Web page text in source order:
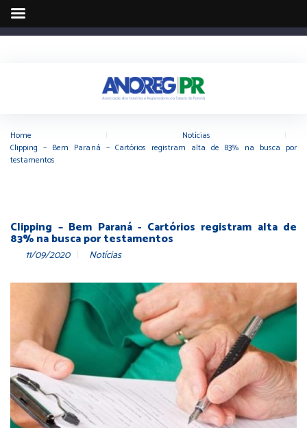
Home Notícias
Clipping – Bem Paraná – Cartórios registram alta de 83% na busca por
testamentos
Clipping – Bem Paraná - Cartórios registram alta de
83% na busca por testamentos
11/09/2020 Notícias